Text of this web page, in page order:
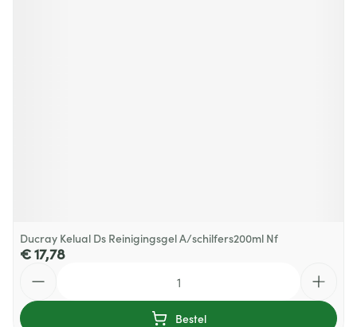
Ducray Kelual Ds Reinigingsgel A/schilfers200ml Nf
€ 17,78
Bestel